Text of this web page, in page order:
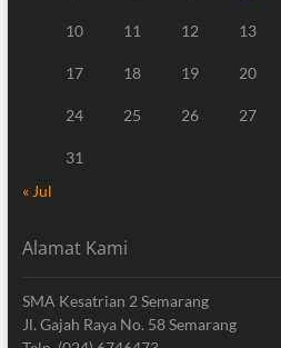
10 11 12 13
17 18 19 20
24 25 26 27
31
« Jul
Alamat Kami
SMA Kesatrian 2 Semarang
Jl. Gajah Raya No. 58 Semarang